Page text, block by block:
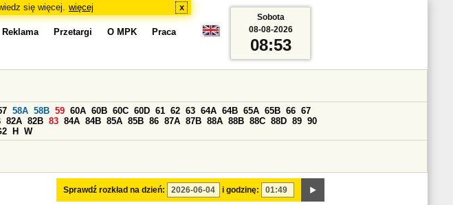
się więcej. więcej x
Reklama Przetargi O MPK Praca
Sprawdź rozkład na dzień: i godzinę:
58A 58B 59 60A 60B 60C 60D 61 62 63 64A 64B 65A 65B 66 67
82A 82B 83 84A 84B 85A 85B 86 87A 87B 88A 88B 88C 88D 89 90
H W
Sobota
08-08-2026
08:53